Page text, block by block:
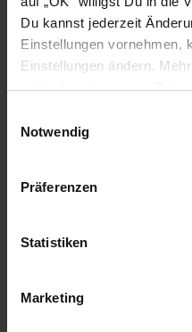
Du kannst jederzeit
Einstellungen vornehmen,
Einstellungen ändern.
außerdem in unserer
Notwendig
Präferenzen
Statistiken
Marketing